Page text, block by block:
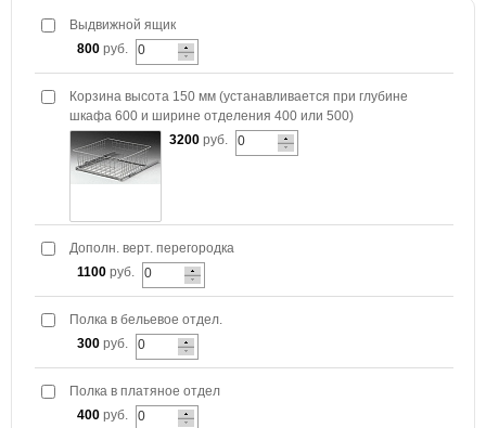
Выдвижной ящик
800 руб.
Корзина высота 150 мм (устанавливается при глубине
шкафа 600 и ширине отделения 400 или 500)
3200 руб.
Дополн. верт. перегородка
1100 руб.
Полка в бельевое отдел.
300 руб.
Полка в платяное отдел
400 руб.